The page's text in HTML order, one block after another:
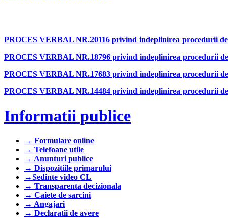
PROCES VERBAL NR.20116 privind indeplinirea procedurii
PROCES VERBAL NR.18796 privind indeplinirea procedurii
PROCES VERBAL NR.17683 privind indeplinirea procedurii
PROCES VERBAL NR.14484 privind indeplinirea procedurii
Informatii publice
→ Formulare online
→ Telefoane utile
→ Anunturi publice
→ Dispozitiile primarului
→Sedinte video CL
→ Transparenta decizionala
→ Caiete de sarcini
→ Angajari
→ Declaratii de avere